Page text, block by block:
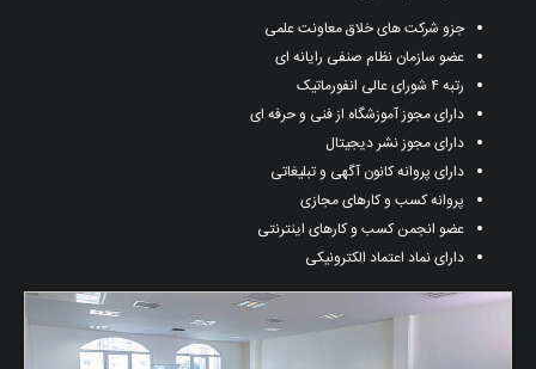
جزو شرکت های خلاق معاونت علمی
عضو سازمان نظام صنفی رایانه ای
رتبه ۴ شورای عالی انفورماتیک
دارای مجوز آموزشگاه از فنی و حرفه ای
دارای مجوز نشر دیجیتال
دارای پروانه کانون آگهی و تبلیغاتی
پروانه کسب و کارهای مجازی
عضو انجمن کسب و کارهای اینترنتی
دارای نماد اعتماد الکترونیکی